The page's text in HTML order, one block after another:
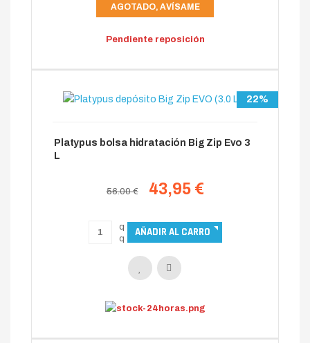
AGOTADO, AVÍSAME
Pendiente reposición
22%
Platypus bolsa hidratación Big Zip Evo 3
L
56.00 € 43,95 €